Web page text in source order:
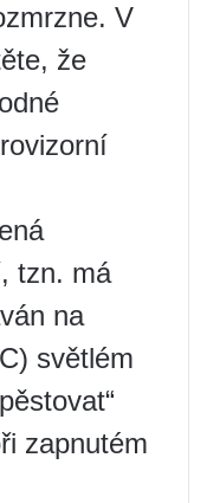
V
že
tzn. má
na
světlém
zapnutém